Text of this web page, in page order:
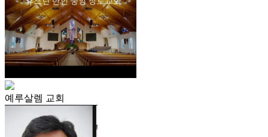
예루살렘 교회